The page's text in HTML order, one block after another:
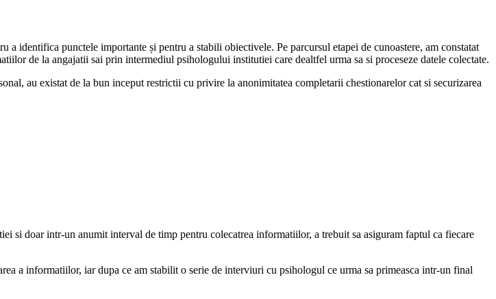
identifica punctele importante și pentru a stabili obiectivele. Pe parcursul etapei de cunoastere, am constatat
de la angajatii sai prin intermediul psihologului institutiei care dealtfel urma sa si proceseze datele colectate.
au existat de la bun inceput restrictii cu privire la anonimitatea completarii chestionarelor cat si securizarea
si doar intr-un anumit interval de timp pentru colecatrea informatiilor, a trebuit sa asiguram faptul ca fiecare
a informatiilor, iar dupa ce am stabilit o serie de interviuri cu psihologul ce urma sa primeasca intr-un final